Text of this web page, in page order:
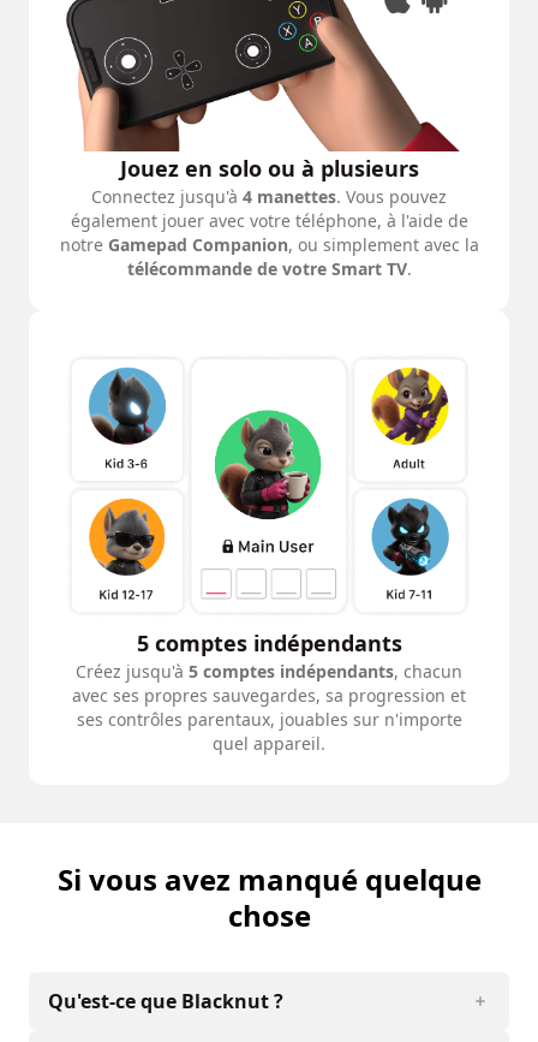
Jouez en solo ou à plusieurs
Connectez jusqu'à 4 manettes. Vous pouvez
également jouer avec votre téléphone, à l'aide de
notre Gamepad Companion, ou simplement avec la
télécommande de votre Smart TV.
5 comptes indépendants
Créez jusqu'à 5 comptes indépendants, chacun
avec ses propres sauvegardes, sa progression et
ses contrôles parentaux, jouables sur n'importe
quel appareil.
Si vous avez manqué quelque
chose
Qu'est-ce que Blacknut ?